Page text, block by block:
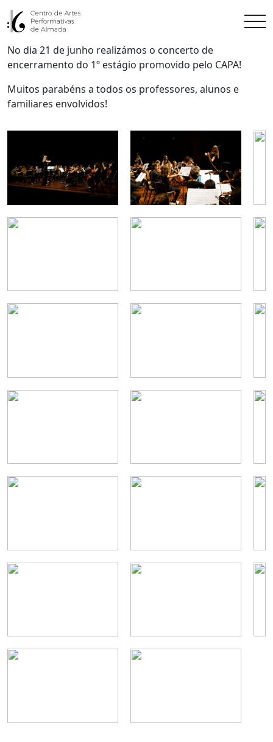
No dia 21 de junho realizámos o concerto de
encerramento do 1º estágio promovido pelo CAPA!
Muitos parabéns a todos os professores, alunos e
familiares envolvidos!